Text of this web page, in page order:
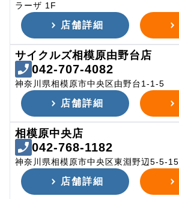
ラーザ 1F
店舗詳細
サイクルズ相模原由野台店
042-707-4082
神奈川県相模原市中央区由野台1-1-5
店舗詳細
相模原中央店
042-768-1182
神奈川県相模原市中央区東淵野辺5-5-15
店舗詳細